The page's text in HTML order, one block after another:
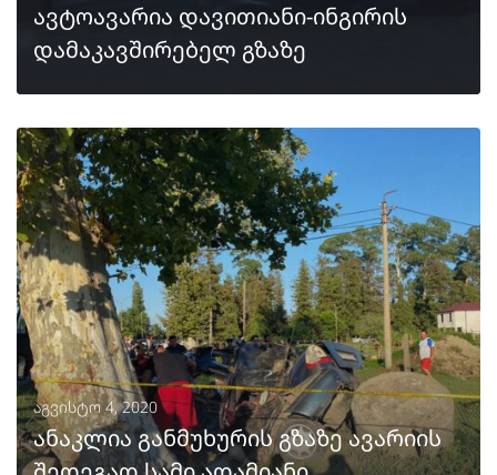
ავტოავარია დავითიანი-ინგირის
დამაკავშირებელ გზაზე
ᲒᲐᲒᲠᲫᲔᲚᲔᲑᲐ
აგვისტო 4, 2020
ანაკლია განმუხურის გზაზე ავარიის